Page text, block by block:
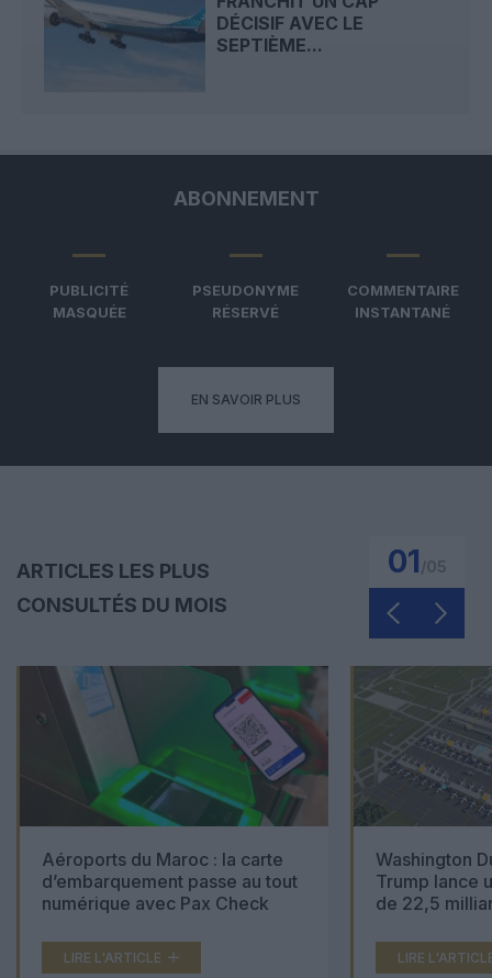
DÉCISIF AVEC LE
SEPTIÈME...
ABONNEMENT
PUBLICITÉ
MASQUÉE
PSEUDONYME
RÉSERVÉ
COMMENTAIRE
INSTANTANÉ
EN SAVOIR PLUS
ARTICLES LES PLUS
CONSULTÉS DU MOIS
01
Aéroports du Maroc : la carte
d’embarquement passe au tout
numérique avec Pax Check
LIRE L'ARTICLE
Washington
Trump lance
de 22,5
LIRE